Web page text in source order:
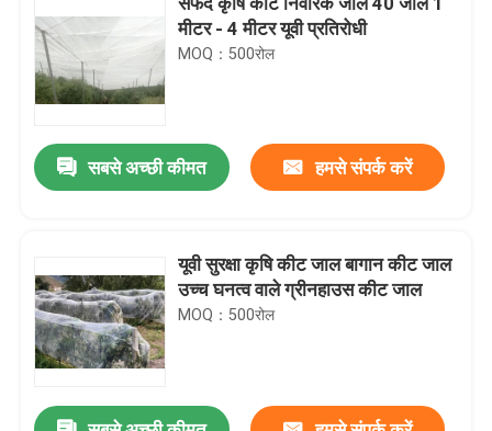
होम
उत्पाद
हमारे बारे में
मीटर - 4 मीटर यूवी प्रतिरोधी
MOQ：500रोल
सबसे अच्छी कीमत हमसे संपर्क करें
यूवी सुरक्षा कृषि कीट जाल बागान कीट जाल
उच्च घनत्व वाले ग्रीनहाउस कीट जाल
MOQ：500रोल